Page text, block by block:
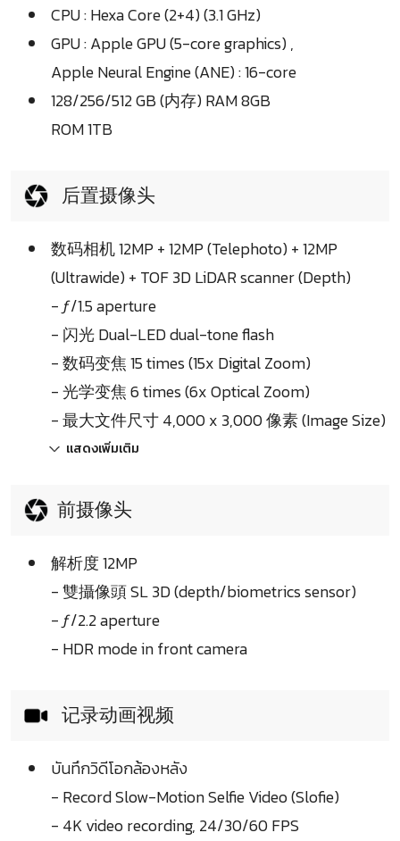
CPU : Hexa Core (2+4) (3.1 GHz)
GPU : Apple GPU (5-core graphics) ,
Apple Neural Engine (ANE) : 16-core
128/256/512 GB (内存) RAM 8GB
ROM 1TB
后置摄像头
数码相机 12MP + 12MP (Telephoto) + 12MP
(Ultrawide) + TOF 3D LiDAR scanner (Depth)
- ƒ/1.5 aperture
- 闪光 Dual-LED dual-tone flash
- 数码变焦 15 times (15x Digital Zoom)
- 光学变焦 6 times (6x Optical Zoom)
- 最大文件尺寸 4,000 x 3,000 像素 (Image Size)
แสดงเพิ่มเติม
前摄像头
解析度 12MP
- 雙攝像頭 SL 3D (depth/biometrics sensor)
- ƒ/2.2 aperture
- HDR mode in front camera
记录动画视频
บันทึกวิดีโอกล้องหลัง
- Record Slow-Motion Selfie Video (Slofie)
- 4K video recording, 24/30/60 FPS